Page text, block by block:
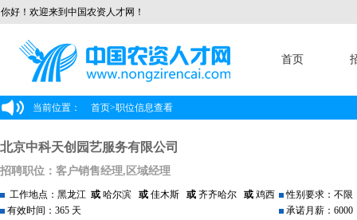
你好！欢迎来到中国农资人才网！
首页
当前位置： 首页>职位信息查看
北京中科天创园艺服务有限公司
招聘职位：客户销售经理,区域经理
工作地点：黑龙江 或 哈尔滨 或 佳木斯 或 齐齐哈尔 或 鸡西
有效时间：365 天
性别要求：不限
承诺月薪：6000